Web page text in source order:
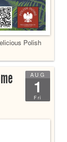
Polish
AUG
1
Fri